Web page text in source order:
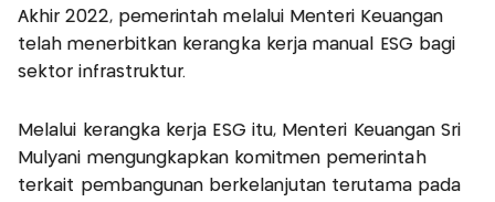
Akhir 2022, pemerintah melalui Menteri Keuangan
telah menerbitkan kerangka kerja manual ESG bagi
sektor infrastruktur.
Melalui kerangka kerja ESG itu, Menteri Keuangan Sri
Mulyani mengungkapkan komitmen pemerintah
terkait pembangunan berkelanjutan terutama pada